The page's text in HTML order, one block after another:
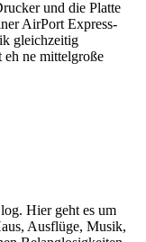
und die Platte
AirPort Express-
gleichzeitig
eh ne mittelgroße
Hier geht es um
Ausflüge, Musik,